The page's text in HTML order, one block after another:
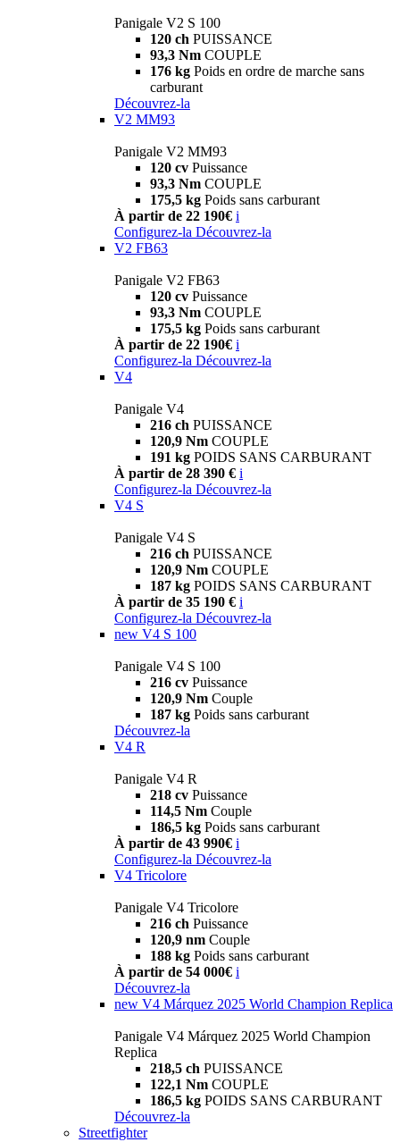
Panigale V2 S 100
120 ch PUISSANCE
93,3 Nm COUPLE
176 kg Poids en ordre de marche sans
carburant
Découvrez-la
V2 MM93
Panigale V2 MM93
120 cv Puissance
93,3 Nm COUPLE
175,5 kg Poids sans carburant
À partir de 22 190€ i
Configurez-la Découvrez-la
V2 FB63
Panigale V2 FB63
120 cv Puissance
93,3 Nm COUPLE
175,5 kg Poids sans carburant
À partir de 22 190€ i
Configurez-la Découvrez-la
V4
Panigale V4
216 ch PUISSANCE
120,9 Nm COUPLE
191 kg POIDS SANS CARBURANT
À partir de 28 390 € i
Configurez-la Découvrez-la
V4 S
Panigale V4 S
216 ch PUISSANCE
120,9 Nm COUPLE
187 kg POIDS SANS CARBURANT
À partir de 35 190 € i
Configurez-la Découvrez-la
new V4 S 100
Panigale V4 S 100
216 cv Puissance
120,9 Nm Couple
187 kg Poids sans carburant
Découvrez-la
V4 R
Panigale V4 R
218 cv Puissance
114,5 Nm Couple
186,5 kg Poids sans carburant
À partir de 43 990€ i
Configurez-la Découvrez-la
V4 Tricolore
Panigale V4 Tricolore
216 ch Puissance
120,9 nm Couple
188 kg Poids sans carburant
À partir de 54 000€ i
Découvrez-la
new V4 Márquez 2025 World Champion Replica
Panigale V4 Márquez 2025 World Champion
Replica
218,5 ch PUISSANCE
122,1 Nm COUPLE
186,5 kg POIDS SANS CARBURANT
Découvrez-la
Streetfighter